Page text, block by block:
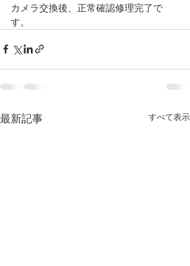
カメラ交換後、正常確認修理完了で
す。
最新記事 すべて表示